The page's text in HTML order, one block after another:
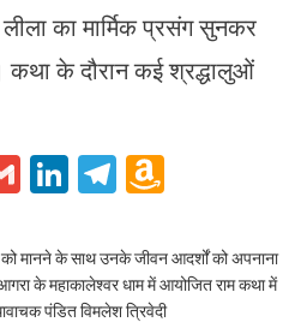
का मार्मिक प्रसंग सुनकर
कथा के दौरान कई श्रद्धालुओं
GmailLinkedIn
Telegram
List
को मानने के साथ उनके जीवन आदर्शों को अपनाना
के महाकालेश्वर धाम में आयोजित राम कथा में
पंडित विमलेश त्रिवेदी